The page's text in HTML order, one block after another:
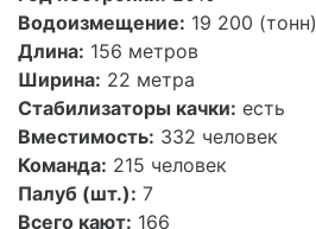
Водоизмещение: 19 200 (тонн)
Длина: 156 метров
Ширина: 22 метра
Стабилизаторы качки: есть
Вместимость: 332 человек
Команда: 215 человек
Палуб (шт.): 7
Всего кают: 166